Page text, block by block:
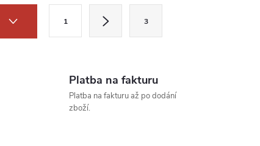
1 3
Platba na fakturu
Platba na fakturu až po dodání
zboží.